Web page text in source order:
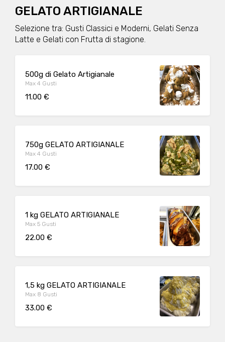
GELATO ARTIGIANALE
Selezione tra: Gusti Classici e Moderni, Gelati Senza
Latte e Gelati con Frutta di stagione.
500g di Gelato Artigianale
Max 4 Gusti
11.00 €
750g GELATO ARTIGIANALE
Max 4 Gusti
17.00 €
1 kg GELATO ARTIGIANALE
Max 5 Gusti
22.00 €
1,5 kg GELATO ARTIGIANALE
Max 8 Gusti
33.00 €